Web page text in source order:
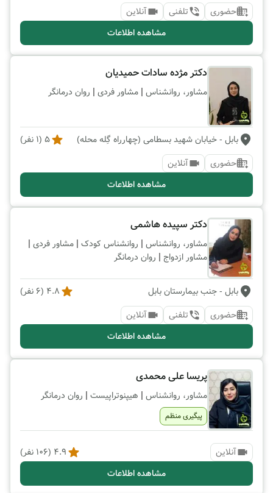
حضوری تلفنی
آنلاین
مشاهده اطلاعات
دکتر مژده سادات حمیدیان
مشاور، روانشناس | مشاور فردی | روان درمانگر
بابل - خیابان شهید بسطامی (چهارراه گِله محله) 5
(
1 نفر)
حضوری
آنلاین
مشاهده اطلاعات
دکتر سپیده هاشمی
مشاور، روانشناس | روانشناس کودک | مشاور فردی |
مشاور ازدواج | روان درمانگر
بابل - جنب بیمارستان بابل 4.8
(
6 نفر)
حضوری
تلفنی
آنلاین
مشاهده اطلاعات
پریسا علی محمدی
مشاور، روانشناس | هیپنوتراپیست | روان درمانگر
پیگیری منظم
آنلاین 4.9
(
106 نفر)
مشاهده اطلاعات